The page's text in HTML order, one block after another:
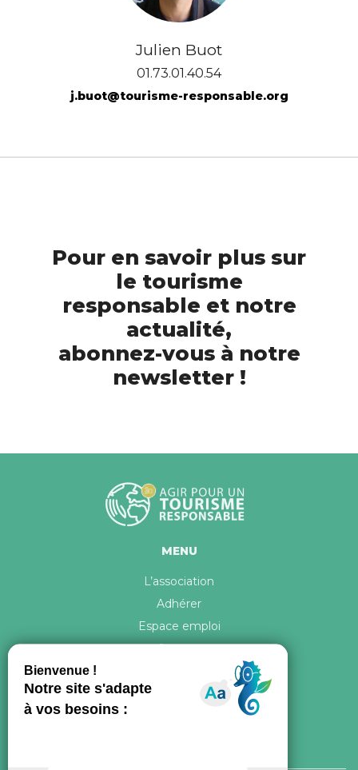
Julien Buot
01.73.01.40.54
j.buot@tourisme-responsable.org
Pour en savoir plus sur
le tourisme
responsable et notre
actualité,
abonnez-vous à notre
newsletter !
MENU
L’association
Adhérer
Espace emploi
Contact